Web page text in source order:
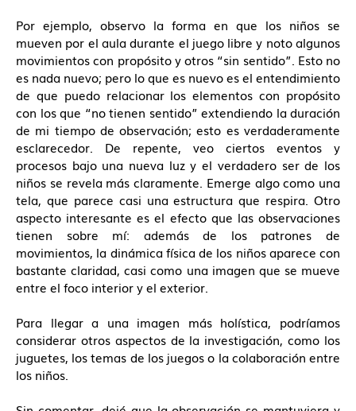
Por ejemplo, observo la forma en que los niños se
mueven por el aula durante el juego libre y noto algunos
movimientos con propósito y otros “sin sentido”. Esto no
es nada nuevo; pero lo que es nuevo es el entendimiento
de que puedo relacionar los elementos con propósito
con los que “no tienen sentido” extendiendo la duración
de mi tiempo de observación; esto es verdaderamente
esclarecedor. De repente, veo ciertos eventos y
procesos bajo una nueva luz y el verdadero ser de los
niños se revela más claramente. Emerge algo como una
tela, que parece casi una estructura que respira. Otro
aspecto interesante es el efecto que las observaciones
tienen sobre mí: además de los patrones de
movimientos, la dinámica física de los niños aparece con
bastante claridad, casi como una imagen que se mueve
entre el foco interior y el exterior.
Para llegar a una imagen más holística, podríamos
considerar otros aspectos de la investigación, como los
juguetes, los temas de los juegos o la colaboración entre
los niños.